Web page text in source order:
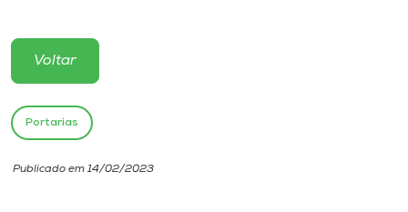
Atendimento ao Estudante
Portal de Ensino
Unoesc
Voltar
Portarias
Publicado em 14/02/2023